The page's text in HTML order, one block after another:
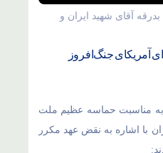
آقای شهید ایران و
آمریکای جنگ‌افروز
به مناسبت حماسه عظیم ملت
با اشاره به نقض عهد مکرر